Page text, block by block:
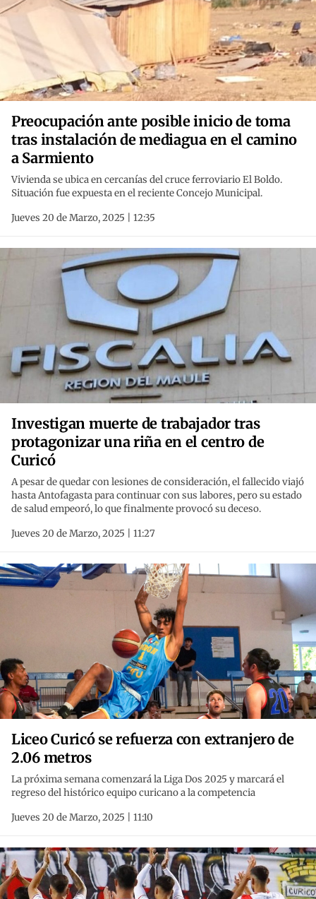
Preocupación ante posible inicio de toma
tras instalación de mediagua en el camino
a Sarmiento
Vivienda se ubica en cercanías del cruce ferroviario El Boldo.
Situación fue expuesta en el reciente Concejo Municipal.
Jueves 20 de Marzo, 2025 | 12:35
Investigan muerte de trabajador tras
protagonizar una riña en el centro de
Curicó
A pesar de quedar con lesiones de consideración, el fallecido viajó
hasta Antofagasta para continuar con sus labores, pero su estado
de salud empeoró, lo que finalmente provocó su deceso.
Jueves 20 de Marzo, 2025 | 11:27
Liceo Curicó se refuerza con extranjero de
2.06 metros
La próxima semana comenzará la Liga Dos 2025 y marcará el
regreso del histórico equipo curicano a la competencia
Jueves 20 de Marzo, 2025 | 11:10